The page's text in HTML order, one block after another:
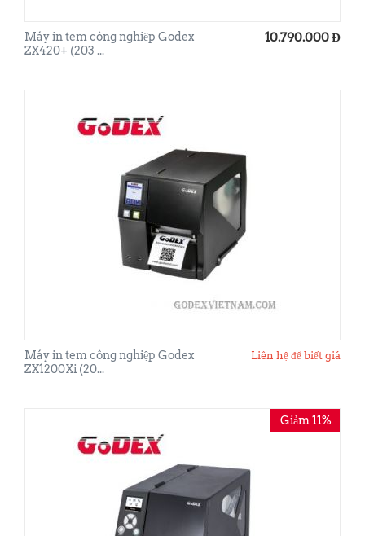
Máy in tem công nghiệp Godex
ZX420+ (203 ...
10.790.000Đ
Máy in tem công nghiệp Godex
ZX1200Xi (20...
Liên hệ để biết giá
Giảm 11%